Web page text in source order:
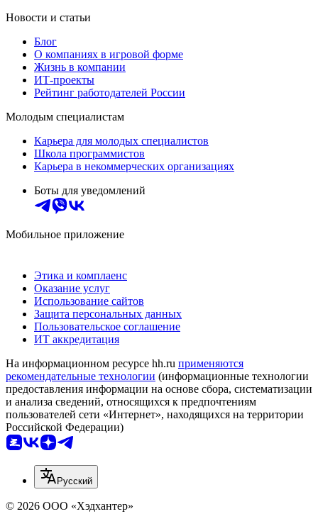
Новости и статьи
Блог
О компаниях в игровой форме
Жизнь в компании
ИТ-проекты
Рейтинг работодателей России
Молодым специалистам
Карьера для молодых специалистов
Школа программистов
Карьера в некоммерческих организациях
Боты для уведомлений
Мобильное приложение
Этика и комплаенс
Оказание услуг
Использование сайтов
Защита персональных данных
Пользовательское соглашение
ИТ аккредитация
На информационном ресурсе hh.ru применяются
рекомендательные технологии (информационные технологии
предоставления информации на основе сбора, систематизации
и анализа сведений, относящихся к предпочтениям
пользователей сети «Интернет», находящихся на территории
Российской Федерации)
Русский
© 2026 ООО «Хэдхантер»